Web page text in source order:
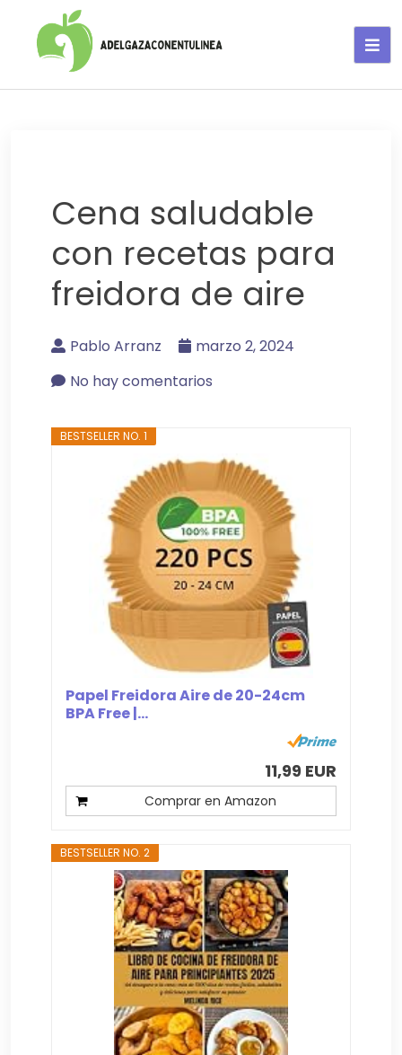
Cena saludable
con recetas para
freidora de aire
Pablo Arranz
marzo 2, 2024
No hay comentarios
BESTSELLER NO. 1
Papel Freidora Aire de 20-24cm
BPA Free |...
11,99 EUR
Comprar en Amazon
BESTSELLER NO. 2